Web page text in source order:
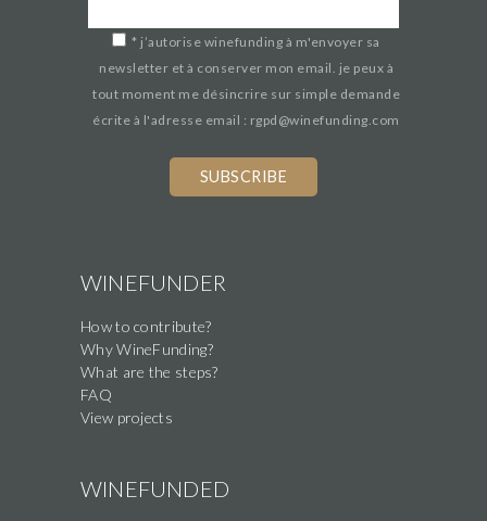
* j’autorise winefunding à m'envoyer sa
newsletter et à conserver mon email. je peux à
tout moment me désincrire sur simple demande
écrite à l'adresse email : rgpd@winefunding.com
this
field
WINEFUNDER
How to contribute?
Why WineFunding?
What are the steps?
FAQ
View projects
WINEFUNDED